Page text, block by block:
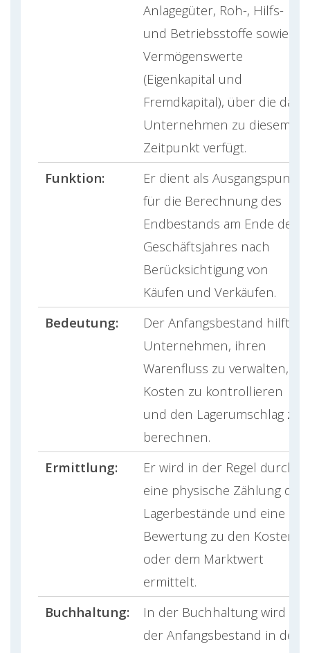
Anlagegüter, Roh-, Hilfs-
und Betriebsstoffe sowie
Vermögenswerte
(Eigenkapital und
Fremdkapital), über die das
Unternehmen zu diesem
Zeitpunkt verfügt.
Funktion:
Er dient als Ausgangspunkt
für die Berechnung des
Endbestands am Ende des
Geschäftsjahres nach
Berücksichtigung von
Käufen und Verkäufen.
Bedeutung:
Der Anfangsbestand hilft
Unternehmen, ihren
Warenfluss zu verwalten,
Kosten zu kontrollieren
und den Lagerumschlag zu
berechnen.
Ermittlung:
Er wird in der Regel durch
eine physische Zählung der
Lagerbestände und eine
Bewertung zu den Kosten
oder dem Marktwert
ermittelt.
Buchhaltung:
In der Buchhaltung wird
der Anfangsbestand in der